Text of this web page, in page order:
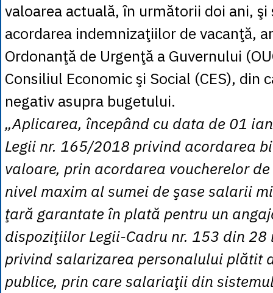
1 RUB = 0.0530
= 0.4526
1 TRY= 0.1141
= 0.1048
1 XDR
= 5.9383
= 0.2318
valoarea actuală, în următorii doi ani, şi
acordarea indemnizaţiilor de vacanţă,
Ordonanţă de Urgenţă a Guvernului
Consiliul Economic şi Social (CES), din
negativ asupra bugetului.
„Aplicarea, începând cu data de 01
Legii nr. 165/2018 privind acordarea
valoare, prin acordarea voucherelor
nivel maxim al sumei de şase salarii
ţară garantate în plată pentru un
dispoziţiilor Legii-Cadru nr. 153 din
privind salarizarea personalului plătit
publice, prin care salariaţii din